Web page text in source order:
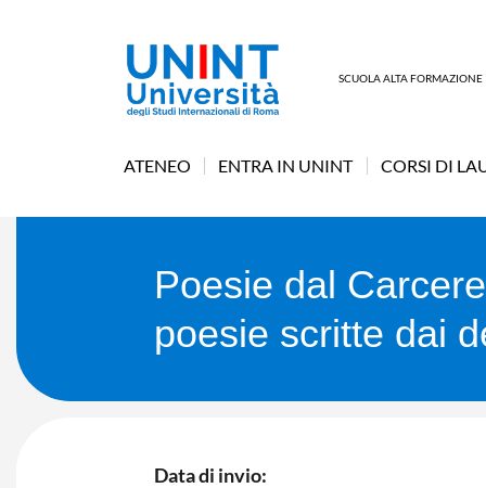
SCUOLA ALTA FORMAZIONE
ATENEO ENTRA IN UNINT CORSI DI
Poesie dal
poesie scritte dai
Data di invio: